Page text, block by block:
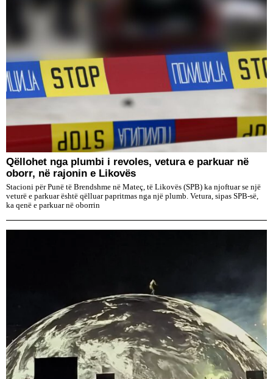
Qëllohet nga plumbi i revoles, vetura e parkuar në
oborr, në rajonin e Likovës
Stacioni për Punë të Brendshme në Mateç, të Likovës (SPB) ka njoftuar se një
veturë e parkuar është qëlluar papritmas nga një plumb. Vetura, sipas SPB-së,
ka qenë e parkuar në oborrin